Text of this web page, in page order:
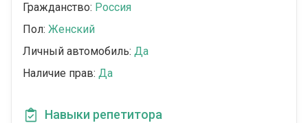
Гражданство: Россия
Пол: Женский
Личный автомобиль: Да
Наличие прав: Да
Навыки репетитора